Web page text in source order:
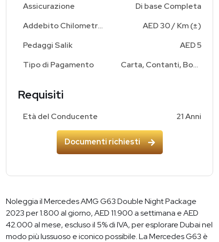
Assicurazione
Addebito Chilometraggio Aggiuntivo
Pedaggi Salik
Tipo di Pagamento
Di base Completa
AED 30 / Km (±)
AED 5
Carta, Contanti, Bonifico Bancario
Requisiti
Età del Conducente 21 Anni
Documenti richiesti
Noleggia il Mercedes AMG G63 Double Night Package
2023 per 1.800 al giorno, AED 11.900 a settimana e AED
42.000 al mese, escluso il 5% di IVA, per esplorare Dubai nel
modo più lussuoso e iconico possibile. La Mercedes G63 è